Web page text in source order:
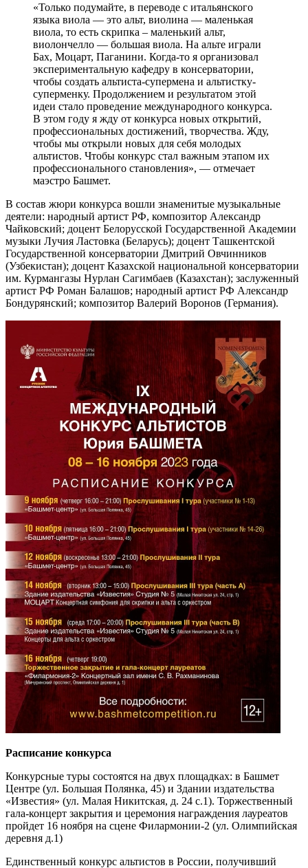
«Только подумайте, в переводе с итальянского
языка виола — это альт, виолина — маленькая
виола, то есть скрипка – маленький альт,
виолончелло — большая виола. На альте играли
Бах, Моцарт, Паганини. Когда-то я организовал
экспериментальную кафедру в консерватории,
чтобы создать альтиста-супермена и альтистку-
суперменку. Продолжением и результатом этой
идеи стало проведение международного конкурса.
В этом году я жду от конкурса новых открытий,
профессиональных достижений, творчества. Жду,
чтобы мы открыли новых для себя молодых
альтистов. Чтобы конкурс стал важным этапом их
профессионального становления», — отмечает
маэстро Башмет.
В состав жюри конкурса вошли знаменитые музыкальные
деятели: народный артист РФ, композитор Александр
Чайковский; доцент Белорусской Государственной Академии
музыки Лучия Ластовка (Беларусь); доцент Ташкентской
Государственной консерватории Дмитрий Овчинников
(Узбекистан); доцент Казахской национальной консерватории
им. Курмангазы Нурлан Сагимбаев (Казахстан); заслуженный
артист РФ Роман Балашов; народный артист РФ Александр
Бондурянский; композитор Валерий Воронов (Германия).
Расписание конкурса
Конкурсные туры состоятся на двух площадках: в Башмет
Центре (ул. Большая Полянка, 45) и Здании издательства
«Известия» (ул. Малая Никитская, д. 24 с.1). Торжественный
гала-концерт закрытия и церемония награждения лауреатов
пройдет 16 ноября на сцене Филармонии-2 (ул. Олимпийская
деревня д.1)
Единственный конкурс альтистов в России, получивший